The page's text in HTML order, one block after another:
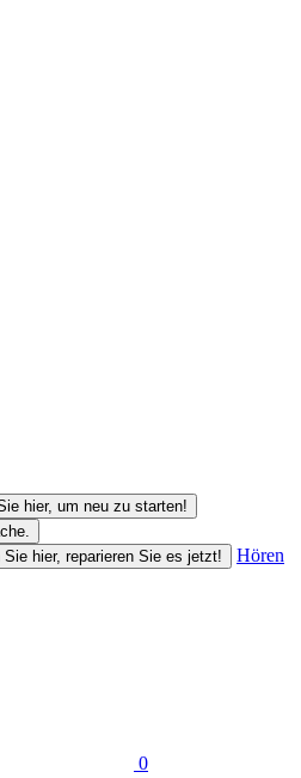
hier, um neu zu starten!
hier, reparieren Sie es jetzt!
Hören
0